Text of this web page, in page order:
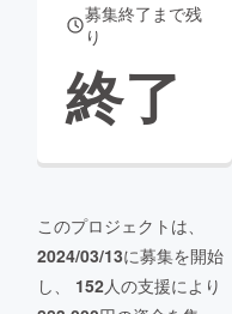
募集終了まで残
り
終了
このプロジェクトは、
2024/03/13に募集を開始
し、 152人の支援により